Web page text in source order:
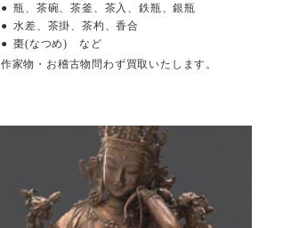
瓶、茶碗、茶釜、茶入、鉄瓶、銀瓶
水差、茶掛、茶杓、香合
棗(なつめ) など
作家物・お稽古物問わず買取いたします。